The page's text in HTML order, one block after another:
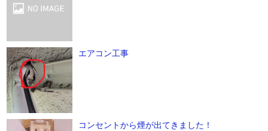
エアコン工事
コンセントから煙が出てきました！